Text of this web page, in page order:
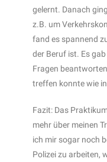
gelernt. Danach
z.B. um
fand es spannend
der Beruf ist. Es
Fragen
treffen konnte wie
Fazit: Das
mehr über meinen
ich mir sogar noch
Polizei zu arbeiten,